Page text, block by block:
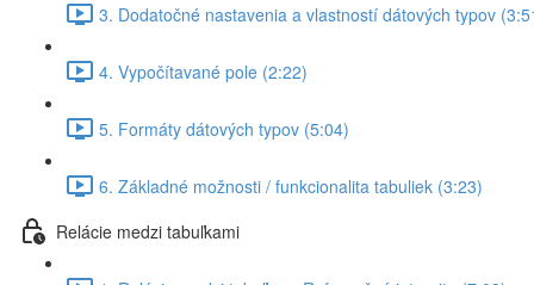
3. Dodatočné nastavenia a vlastností dátových typov
4. Vypočítavané pole (2:22)
5. Formáty dátových typov (5:04)
6. Základné možnosti / funkcionalita tabuliek (3:23)
Relácie medzi tabuľkami